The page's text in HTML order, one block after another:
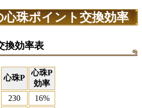
珠ポイント交換効率
換効率表
心珠P
心珠P
効率
230
16%